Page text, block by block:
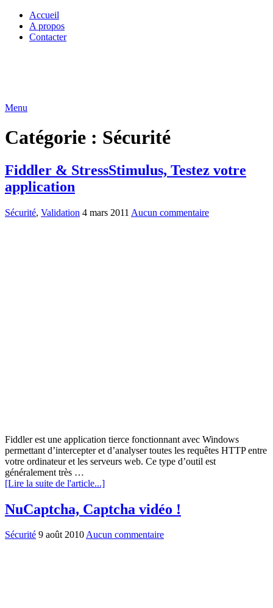
Accueil
A propos
Contacter
Menu
Catégorie : Sécurité
Fiddler & StressStimulus, Testez votre
application
Sécurité, Validation 4 mars 2011 Aucun commentaire
Fiddler est une application tierce fonctionnant avec Windows
permettant d’intercepter et d’analyser toutes les requêtes HTTP entre
votre ordinateur et les serveurs web. Ce type d’outil est
généralement très …
[Lire la suite de l'article...]
NuCaptcha, Captcha vidéo !
Sécurité 9 août 2010Aucun commentaire